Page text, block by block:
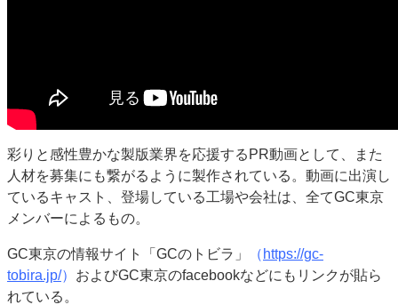
彩りと感性豊かな製版業界を応援するPR動画として、また
人材を募集にも繋がるように製作されている。動画に出演し
ているキャスト、登場している工場や会社は、全てGC東京
メンバーによるもの。
GC東京の情報サイト「GCのトビラ」 （ https://gc-
tobira.jp/） およびGC東京のfacebookなどにもリンクが貼ら
れている。